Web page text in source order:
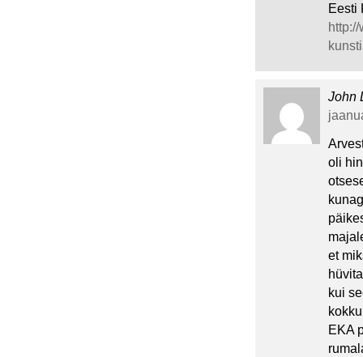
Eesti
John
oli
et
kui
EKA